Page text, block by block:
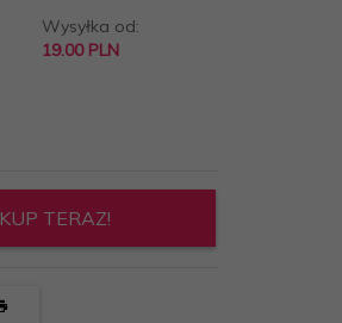
Wysyłka od:
19.00 PLN
KUP TERAZ!